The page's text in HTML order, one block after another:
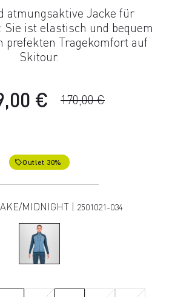
atmungsaktive Jacke für
Sie ist elastisch und bequem
prefekten Tragekomfort auf
Skitour.
€ 170,00 €
local_offerOutlet 30%
MIDNIGHT | 2501021-034